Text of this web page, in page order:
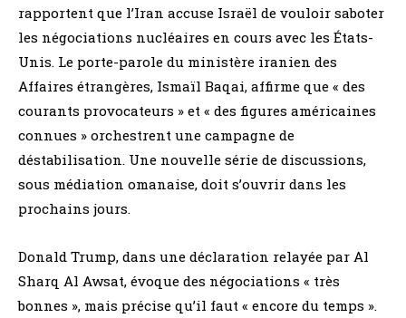
rapportent que l’Iran accuse Israël de vouloir saboter
les négociations nucléaires en cours avec les États-
Unis. Le porte-parole du ministère iranien des
Affaires étrangères, Ismaïl Baqai, affirme que « des
courants provocateurs » et « des figures américaines
connues » orchestrent une campagne de
déstabilisation. Une nouvelle série de discussions,
sous médiation omanaise, doit s’ouvrir dans les
prochains jours.
Donald Trump, dans une déclaration relayée par Al
Sharq Al Awsat, évoque des négociations « très
bonnes », mais précise qu’il faut « encore du temps ».